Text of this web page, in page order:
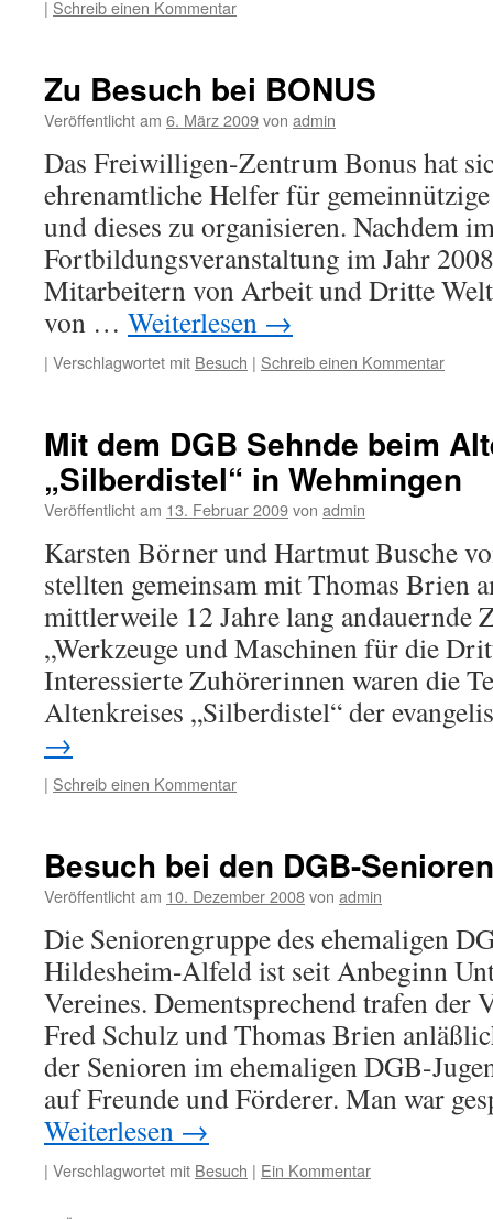
| Schreib einen Kommentar
Zu Besuch bei BONUS
Veröffentlicht am 6. März 2009von admin
Das Freiwilligen-Zentrum Bonus hat
ehrenamtliche Helfer für
und dieses zu organisieren. Nachdem
Fortbildungsveranstaltung im Jahr
Mitarbeitern von Arbeit und Dritte
von … Weiterlesen →
| Verschlagwortet mit Besuch | Schreib einen Kommentar
Mit dem DGB Sehnde beim
„Silberdistel“ in Wehmingen
Veröffentlicht am 13. Februar 2009von admin
Karsten Börner und Hartmut Busche
stellten gemeinsam mit Thomas Brien
mittlerweile 12 Jahre lang andauernde
„Werkzeuge und Maschinen für die
Interessierte Zuhörerinnen waren die
Altenkreises „Silberdistel“ der
→
| Schreib einen Kommentar
Besuch bei den DGB-Senioren
Veröffentlicht am 10. Dezember 2008von admin
Die Seniorengruppe des ehemaligen
Hildesheim-Alfeld ist seit Anbeginn
Vereines. Dementsprechend trafen der
Fred Schulz und Thomas Brien
der Senioren im ehemaligen DGB-
auf Freunde und Förderer. Man war
Weiterlesen →
| Verschlagwortet mit Besuch | Ein Kommentar